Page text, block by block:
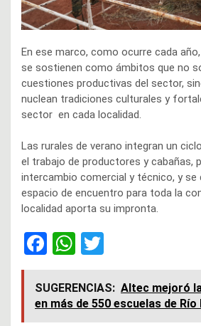
En ese marco, como ocurre cada
se sostienen como ámbitos que no
cuestiones productivas del sector,
nuclean tradiciones culturales y
sector en cada localidad.
Las rurales de verano integran un
el trabajo de productores y cabañas,
intercambio comercial y técnico, y se
espacio de encuentro para toda la
localidad aporta su impronta.
F
a
ce
b
W
h
at
s
wi
tt
er
SUGERENCIAS: Altec mejoró
en más de 550 escuelas de Río